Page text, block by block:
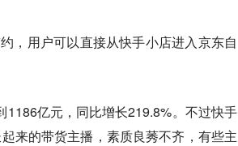
，用户可以直接从快手小店进入京东自
亿元，同比增长219.8%。不过快手
来的带货主播，素质良莠不齐，有些主